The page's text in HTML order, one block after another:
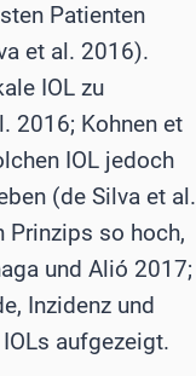
Patienten
et al. 2016).
IOL zu
2016; Kohnen et
IOL jedoch
(de Silva et al.
Prinzips so hoch,
und Alió 2017;
Inzidenz und
aufgezeigt.